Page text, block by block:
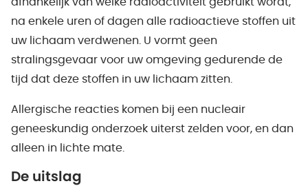
na enkele uren of dagen alle radioactieve stoffen uit
uw lichaam verdwenen. U vormt geen
stralingsgevaar voor uw omgeving gedurende de
tijd dat deze stoffen in uw lichaam zitten.
Allergische reacties komen bij een nucleair
geneeskundig onderzoek uiterst zelden voor, en dan
alleen in lichte mate.
De uitslag